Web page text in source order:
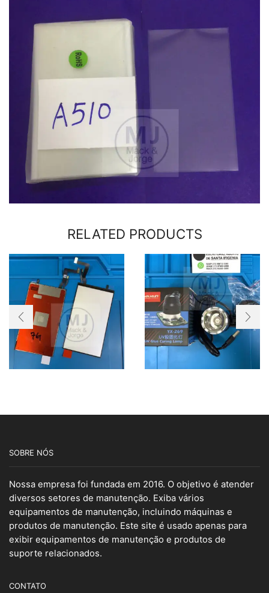
RELATED PRODUCTS
SOBRE NÓS
Nossa empresa foi fundada em 2016. O objetivo é atender
diversos setores de manutenção. Exiba vários
equipamentos de manutenção, incluindo máquinas e
produtos de manutenção. Este site é usado apenas para
exibir equipamentos de manutenção e produtos de
suporte relacionados.
CONTATO